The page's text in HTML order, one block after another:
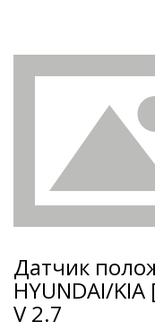
Датчик
HYUNDAI/
V 2.7